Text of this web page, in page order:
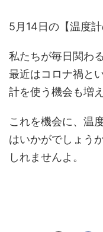
5月14日の【温度計
私たちが毎日関わ
最近はコロナ禍と
計を使う機会も増
これを機会に、温
はいかがでしょう
しれませんよ。